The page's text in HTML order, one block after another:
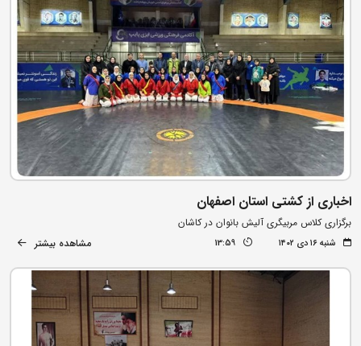
اخباری از کشتی استان اصفهان
برگزاری کلاس مربیگری آلیش بانوان در کاشان
شنبه ۱۶ دی ۱۴۰۲ 13:59 مشاهده بیشتر